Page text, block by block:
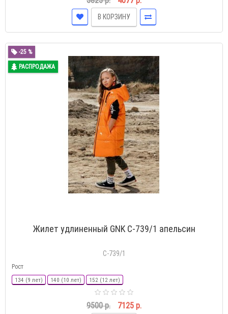
В КОРЗИНУ
-25 %
РАСПРОДАЖА
Жилет удлиненный GNK С-739/1 апельсин
С-739/1
Рост
134 (9 лет) 140 (10 лет) 152 (12 лет)
9500 р. 7125 р.